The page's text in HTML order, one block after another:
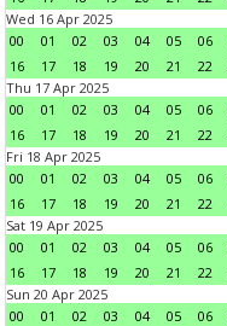
Wed 16 Apr 2025
00
01 02 03 04 05 06
16
17 18 19 20 21 22
Thu 17 Apr 2025
00
01 02 03 04 05 06
16
17 18 19 20 21 22
Fri 18 Apr 2025
00
01 02 03 04 05 06
16
17 18 19 20 21 22
Sat 19 Apr 2025
00
01 02 03 04 05 06
16
17 18 19 20 21 22
Sun 20 Apr 2025
00
01 02 03 04 05 06